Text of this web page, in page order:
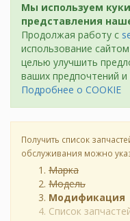
Мы используем
представления
Продолжая работу с
использование
целью улучшить
ваших предпочтений и
Подробнее о COOKIE
Получить список
обслуживания можно
Марка
Модель
Модификация
Список